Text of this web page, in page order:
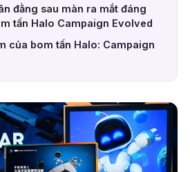
đằng sau màn ra mắt đáng
tấn Halo Campaign Evolved
của bom tấn Halo: Campaign